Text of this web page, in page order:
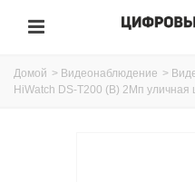
Домой > Видеонаблюдение >
HiWatch DS-T200 (B) 2Мп уличная